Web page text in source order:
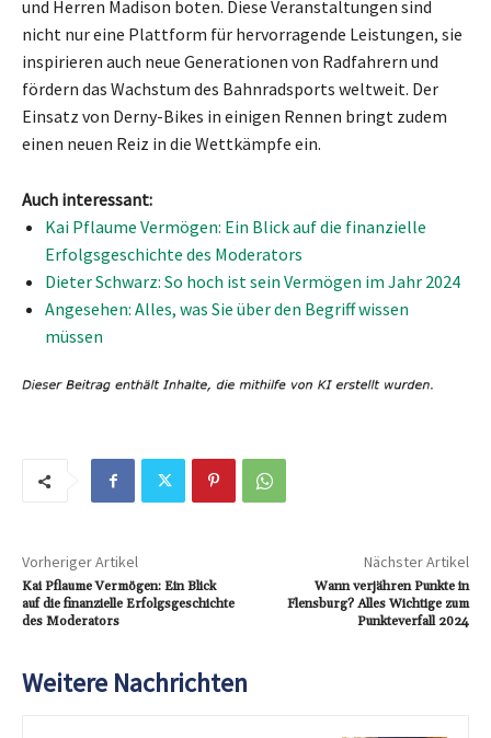
und Herren Madison boten. Diese Veranstaltungen sind
nicht nur eine Plattform für hervorragende Leistungen, sie
inspirieren auch neue Generationen von Radfahrern und
fördern das Wachstum des Bahnradsports weltweit. Der
Einsatz von Derny-Bikes in einigen Rennen bringt zudem
einen neuen Reiz in die Wettkämpfe ein.
Auch interessant:
Kai Pflaume Vermögen: Ein Blick auf die finanzielle
Erfolgsgeschichte des Moderators
Dieter Schwarz: So hoch ist sein Vermögen im Jahr 2024
Angesehen: Alles, was Sie über den Begriff wissen
müssen
Vorheriger Artikel
Kai Pflaume Vermögen: Ein Blick
auf die finanzielle Erfolgsgeschichte
des Moderators
Nächster Artikel
Wann verjähren Punkte in
Flensburg? Alles Wichtige zum
Punkteverfall 2024
Weitere Nachrichten